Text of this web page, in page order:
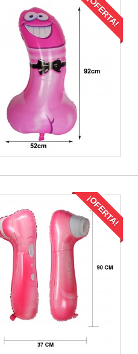
¡OFERTA!
¡OFERTA!